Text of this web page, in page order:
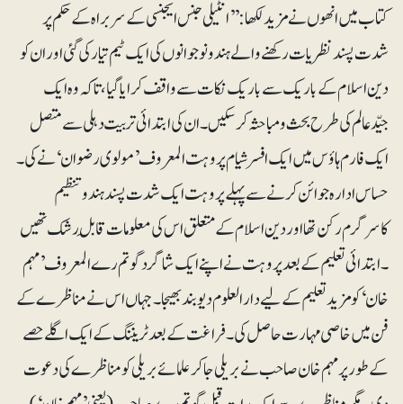
کتاب میں انھوں نے مزید لکھا: ’’انٹیلی جنس ایجنسی کے سربراہ کے حکم پر
شدت پسند نظریات رکھنے والے ہندو نوجوانوں کی ایک ٹیم تیار کی گئی اور ان کو
دین اسلام کے باریک سے باریک نکات سے واقف کرایا گیا، تاکہ وہ ایک
جیّدعالم کی طرح بحث ومباحثہ کر سکیں ۔ ان کی ابتدائی تربیت دہلی سے متصل
ایک فارم ہاؤس میں ایک افسر شیام پروہت المعروف ’مولوی رضوان‘ نے کی ۔
حساس ادارہ جوائن کرنے سے پہلے پروہت ایک شدت پسند ہندو تنظیم
کاسرگرم رکن تھا اور دین اسلام کے متعلق اس کی معلومات قابلِ رشک تھیں
۔ ابتدائی تعلیم کے بعد پروہت نے اپنے ایک شاگردگوتم رے المعروف ’مہم
خان‘ کو مزید تعلیم کے لیے دارالعلوم دیوبند بھیجا ۔ جہاں اس نے مناظرے کے
فن میں خاصی مہارت حاصل کی۔ فراغت کے بعد ٹریننگ کے ایک اگلے حصے
کے طور پر مہم خان صاحب نے بریلی جاکر علمائے بریلی کو مناظرے کی دعوت